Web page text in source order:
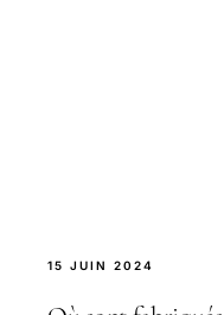
15 JUIN 2024